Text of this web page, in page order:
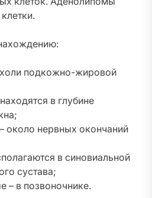
подкожно-жировой
в глубине
около нервных окончаний
в синовиальной
сустава;
– в позвоночнике.